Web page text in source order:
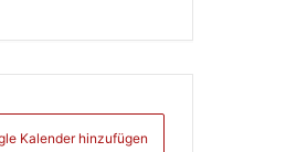
Kalender hinzufügen